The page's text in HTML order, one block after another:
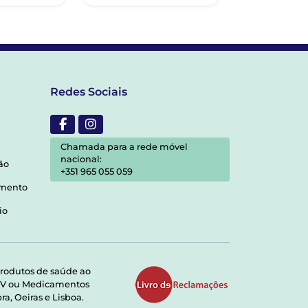
Redes Sociais
Chamada para a rede móvel
nacional:
+351 965 055 059
de saúde ao
ou Medicamentos
Oeiras e Lisboa.